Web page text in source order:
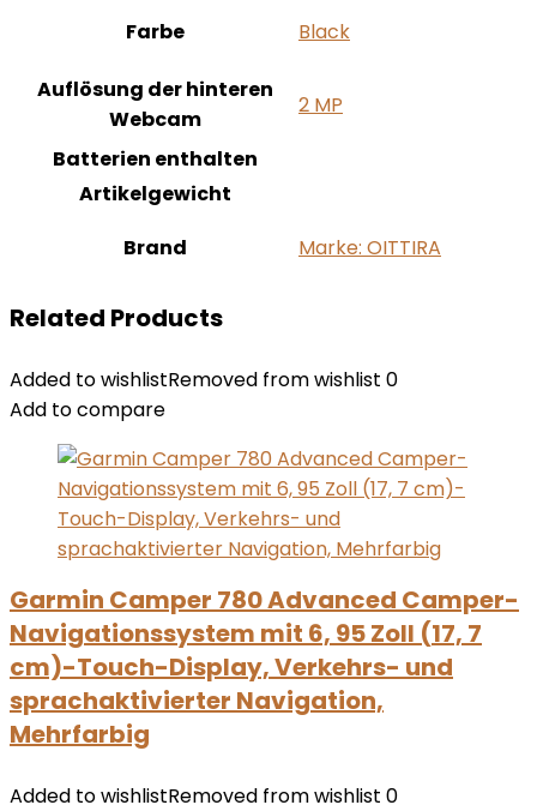
Farbe ‎Black
Auflösung der hinteren
Webcam
‎2 MP
Batterien enthalten
Artikelgewicht
Brand
Marke: OITTIRA
Related Products
Added to wishlistRemoved from wishlist 0
Add to compare
Garmin Camper 780 Advanced Camper-
Navigationssystem mit 6, 95 Zoll (17, 7
cm)-Touch-Display, Verkehrs- und
sprachaktivierter Navigation,
Mehrfarbig
Added to wishlistRemoved from wishlist 0